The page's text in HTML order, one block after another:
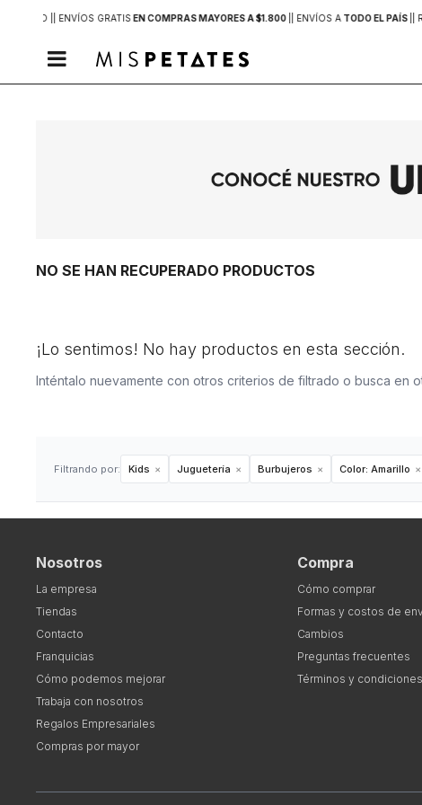
DE MVD | | ENVÍOS GRATISEN COMPRAS MAYORES A $1.800| | ENVÍOS ATODO EL PAÍS| |

NO SE HAN RECUPERADO PRODUCTOS
¡Lo sentimos! No hay productos en esta sección.
Inténtalo nuevamente con otros criterios de filtrado o busca en
Filtrando por: Kids Juguetería Burbujeros Color: Amarillo
Nosotros
La empresa
Tiendas
Contacto
Franquicias
Cómo podemos mejorar
Trabaja con nosotros
Regalos Empresariales
Compras por mayor
Compra
Cómo comprar
Formas y costos de
Cambios
Preguntas frecuentes
Términos y condiciones